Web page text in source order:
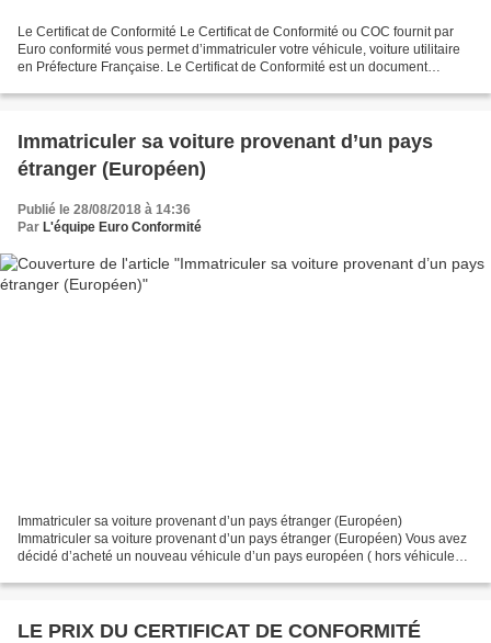
Le Certificat de Conformité Le Certificat de Conformité ou COC fournit par
Euro conformité vous permet d’immatriculer votre véhicule, voiture utilitaire
en Préfecture Française. Le Certificat de Conformité est un document
Immatriculer sa voiture provenant d’un pays
étranger (Européen)
Publié le 28/08/2018 à 14:36
Par L'équipe Euro Conformité
Immatriculer sa voiture provenant d’un pays étranger (Européen)
Immatriculer sa voiture provenant d’un pays étranger (Européen) Vous avez
décidé d’acheté un nouveau véhicule d’un pays européen ( hors véhicule
LE PRIX DU CERTIFICAT DE CONFORMITÉ